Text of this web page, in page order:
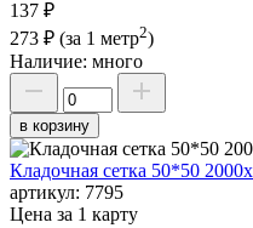
137 ₽
273 ₽ (за 1 метр2)
Наличие: много
в корзину
Кладочная сетка 50*50
артикул: 7795
Цена за 1 карту